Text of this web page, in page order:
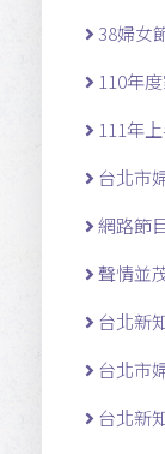
38婦女
110年
111年
台北市
網路節
聲情並
台北新
台北市
台北新